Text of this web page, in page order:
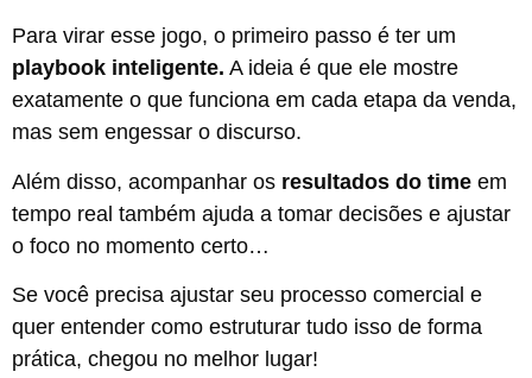
Para virar esse jogo, o primeiro passo é ter um
playbook inteligente. A ideia é que ele mostre
exatamente o que funciona em cada etapa da venda,
mas sem engessar o discurso.
Além disso, acompanhar os resultados do time em
tempo real também ajuda a tomar decisões e ajustar
o foco no momento certo…
Se você precisa ajustar seu processo comercial e
quer entender como estruturar tudo isso de forma
prática, chegou no melhor lugar!